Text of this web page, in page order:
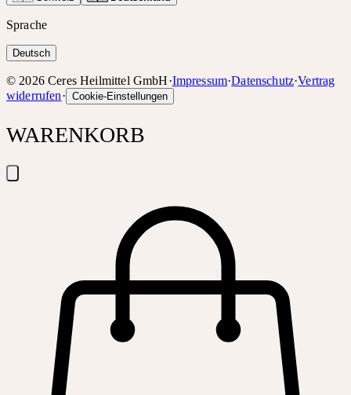
Sprache
Deutsch
© 2026 Ceres Heilmittel GmbH·Impressum·Datenschutz·Vertrag
widerrufen· Cookie-Einstellungen
WARENKORB